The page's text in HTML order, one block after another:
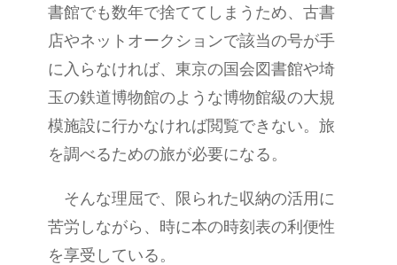
書館でも数年で捨ててしまうため、古書
店やネットオークションで該当の号が手
に入らなければ、東京の国会図書館や埼
玉の鉄道博物館のような博物館級の大規
模施設に行かなければ閲覧できない。旅
を調べるための旅が必要になる。
そんな理屈で、限られた収納の活用に
苦労しながら、時に本の時刻表の利便性
を享受している。